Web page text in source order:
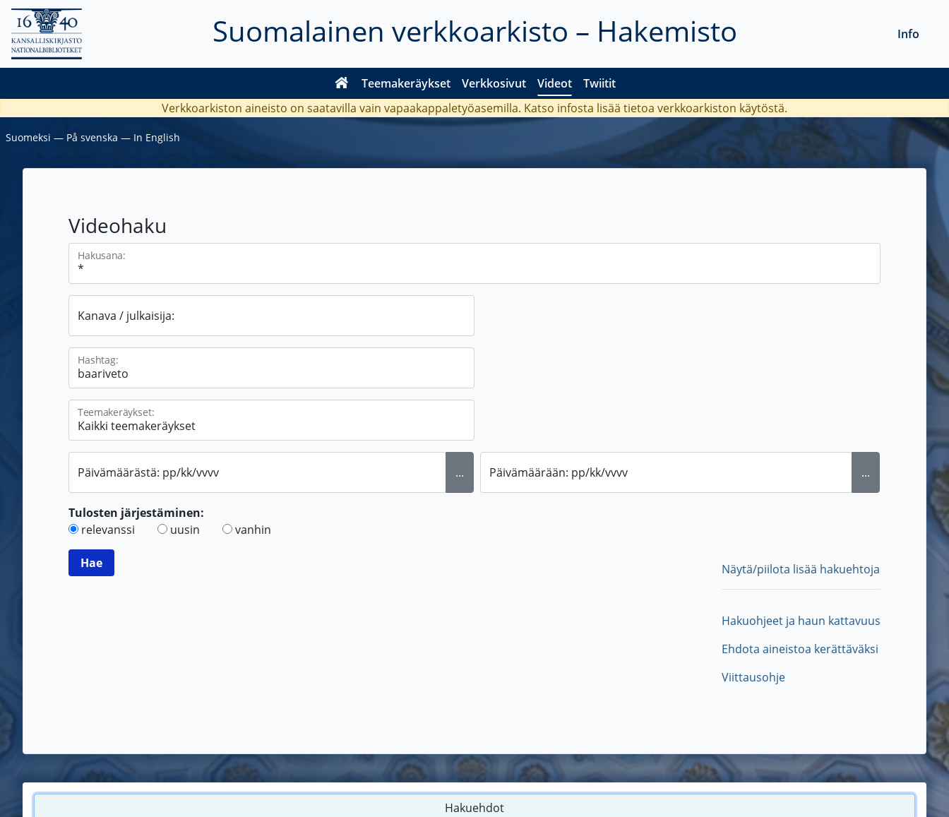
Suomalainen verkkoarkisto – Hakemisto
Teemakeräykset Verkkosivut Videot Twiitit
Info
Verkkoarkiston aineisto on saatavilla vain vapaakappaletyöasemilla. Katso infosta lisää tietoa verkkoarkiston käytöstä.
Suomeksi ― På svenska ― In English
Videohaku
Hakusana:
Kanava / julkaisija:
Hashtag:
Teemakeräykset:
Päivämäärästä: pp/kk/vvvv ... Päivämäärään: pp/kk/vvvv ...
Tulosten järjestäminen:
relevanssi
uusin vanhin
Näytä/piilota lisää hakuehtoja
Hakuohjeet ja haun kattavuus
Ehdota aineistoa kerättäväksi
Viittausohje
Hakuehdot